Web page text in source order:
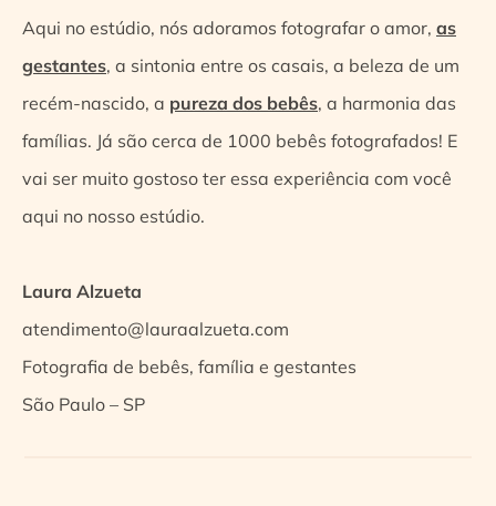
Aqui no estúdio, nós adoramos fotografar o amor, as
gestantes, a sintonia entre os casais, a beleza de um
recém-nascido, a pureza dos bebês, a harmonia das
famílias. Já são cerca de 1000 bebês fotografados! E
vai ser muito gostoso ter essa experiência com você
aqui no nosso estúdio.
Laura Alzueta
atendimento@lauraalzueta.com
Fotografia de bebês, família e gestantes
São Paulo – SP